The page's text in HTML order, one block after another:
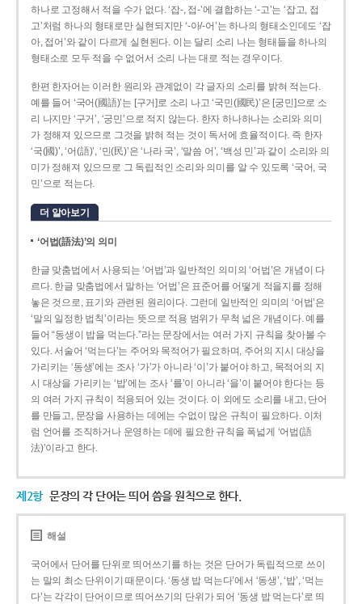
하나로 고정해서 적을 수가 없다. ‘잡-, 접-’에 결합하는 ‘-고’는 ‘잡고, 접
고’처럼 하나의 형태로만 실현되지만 ‘-아/-어’는 하나의 형태소인데도 ‘잡
아, 접어’와 같이 다르게 실현된다. 이는 달리 소리 나는 형태들을 하나의
형태소로 모두 적을 수 없어서 소리 나는 대로 적는 경우이다.
한편 한자어는 이러한 원리와 관계없이 각 글자의 소리를 밝혀 적는다.
예를 들어 ‘국어(國語)’는 [구거]로 소리 나고 ‘국민(國民)’은 [궁민]으로 소
리 나지만 ‘구거’, ‘궁민’으로 적지 않는다. 한자 하나하나는 소리와 의미
가 정해져 있으므로 그것을 밝혀 적는 것이 독서에 효율적이다. 즉 한자
‘국(國)’, ‘어(語)’, ‘민(民)’은 ‘나라 국’, ‘말씀 어’, ‘백성 민’과 같이 소리와 의
미가 정해져 있으므로 그 독립적인 소리와 의미를 알 수 있도록 ‘국어, 국
민’으로 적는다.
더 알아보기
‘어법(語法)’의 의미
한글 맞춤법에서 사용되는 ‘어법’과 일반적인 의미의 ‘어법’은 개념이 다
르다. 한글 맞춤법에서 말하는 ‘어법’은 표준어를 어떻게 적을지를 정해
놓은 것으로, 표기와 관련된 원리이다. 그런데 일반적인 의미의 ‘어법’은
‘말의 일정한 법칙’이라는 뜻으로 적용 범위가 무척 넓은 개념이다. 예를
들어 “동생이 밥을 먹는다.”라는 문장에서는 여러 가지 규칙을 찾아볼 수
있다. 서술어 ‘먹는다’는 주어와 목적어가 필요하며, 주어의 지시 대상을
가리키는 ‘동생’에는 조사 ‘가’가 아니라 ‘이’가 붙어야 하고, 목적어의 지
시 대상을 가리키는 ‘밥’에는 조사 ‘를’이 아니라 ‘을’이 붙어야 한다는 등
의 여러 가지 규칙이 적용되어 있는 것이다. 이 외에도 소리를 내고, 단어
를 만들고, 문장을 사용하는 데에는 수없이 많은 규칙이 필요하다. 이처
럼 언어를 조직하거나 운영하는 데에 필요한 규칙을 폭넓게 ‘어법(語
法)’이라고 한다.
제2항 문장의 각 단어는 띄어 씀을 원칙으로 한다.
해설
국어에서 단어를 단위로 띄어쓰기를 하는 것은 단어가 독립적으로 쓰이
는 말의 최소 단위이기 때문이다. ‘동생 밥 먹는다’에서 ‘동생’, ‘밥’, ‘먹는
다’는 각각이 단어이므로 띄어쓰기의 단위가 되어 ‘동생 밥 먹는다’로 띄